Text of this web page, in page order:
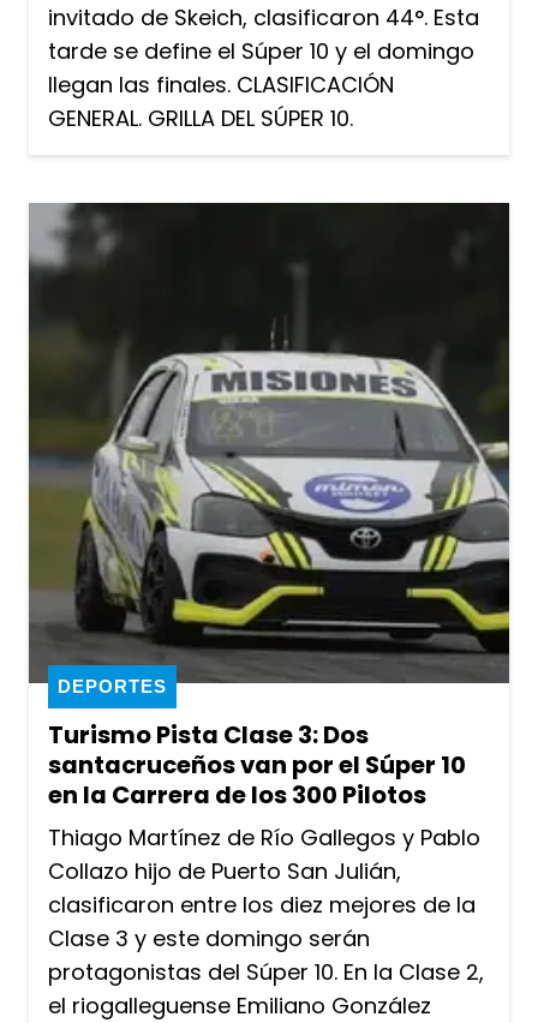
invitado de Skeich, clasificaron 44°. Esta
tarde se define el Súper 10 y el domingo
llegan las finales. CLASIFICACIÓN
GENERAL. GRILLA DEL SÚPER 10.
Turismo Pista Clase 3: Dos
santacruceños van por el Súper 10
en la Carrera de los 300 Pilotos
DEPORTES
Thiago Martínez de Río Gallegos y Pablo
Collazo hijo de Puerto San Julián,
clasificaron entre los diez mejores de la
Clase 3 y este domingo serán
protagonistas del Súper 10. En la Clase 2,
el riogalleguense Emiliano González